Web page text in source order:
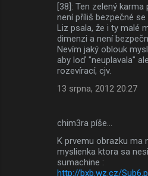
[38]: Ten zelený
není příliš bezpečné
Liz psala, že i ty malé
dimenzi a není
Nevím jaký oblouk
aby loď "neuplavala"
rozevírací, cjv.
13 srpna, 2012 20:27
chim3ra píše…
K prvemu obrazku ma
myslienka ktora sa
sumachine :
http://bxb.wz.cz/